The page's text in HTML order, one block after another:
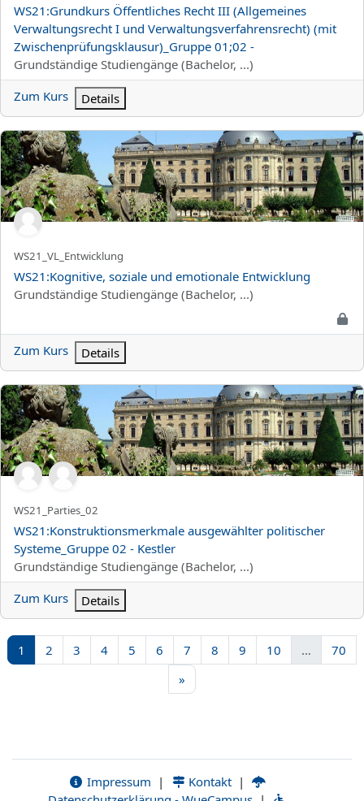
Kursname
WS21:Grundkurs Öffentliches Recht III (Allgemeines
Verwaltungsrecht I und Verwaltungsverfahrensrecht) (mit
Zwischenprüfungsklausur)_Gruppe 01;02 -
Kursbereich
Grundständige Studiengänge (Bachelor, ...)
Zum Kurs
Details
WS21:Kognitive, soziale und emotionale Entwicklung
Kurzer Kursname
WS21_VL_Entwicklung
Kursname
WS21:Kognitive, soziale und emotionale Entwicklung
Kursbereich
Grundständige Studiengänge (Bachelor, ...)
Zum Kurs Details
WS21:Konstruktionsmerkmale ausgewählter politischer
Kurzer Kursname
WS21_Parties_02
Kursname
WS21:Konstruktionsmerkmale ausgewählter politischer
Systeme_Gruppe 02 - Kestler
Kursbereich
Grundständige Studiengänge (Bachelor, ...)
Zum Kurs
Details
1 Seite 1
2 Seite 2
3 Seite 3
4Seite 4
5 Seite 5
6 Seite 6
7 Seite 7
8 Seite 8
9 Seite 9
10 … 70
»Nächste Seite
Impressum | Kontakt |